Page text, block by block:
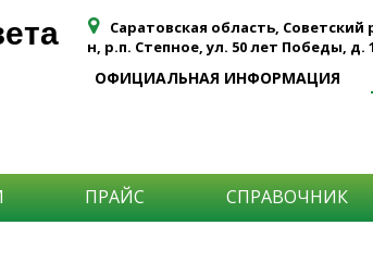
Саратовская область, Советский
н, р.п. Степное, ул. 50 лет Победы, д.
ОФИЦИАЛЬНАЯ ИНФОРМАЦИЯ
ПРАЙС СПРАВОЧНИК